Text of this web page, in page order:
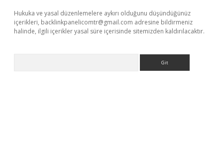
Hukuka ve yasal düzenlemelere aykırı olduğunu düşündüğünüz
içerikleri, backlinkpanelicomtr@gmail.com adresine bildirmeniz
halinde, ilgili içerikler yasal süre içerisinde sitemizden kaldırılacaktır.